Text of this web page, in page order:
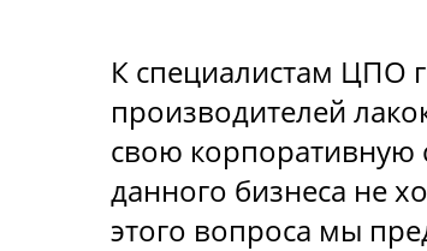
К специалистам ЦПО
производителей
свою корпоративную
данного бизнеса не
этого вопроса мы